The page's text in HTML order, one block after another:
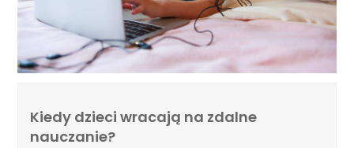
Kiedy dzieci wracają na zdalne
nauczanie?